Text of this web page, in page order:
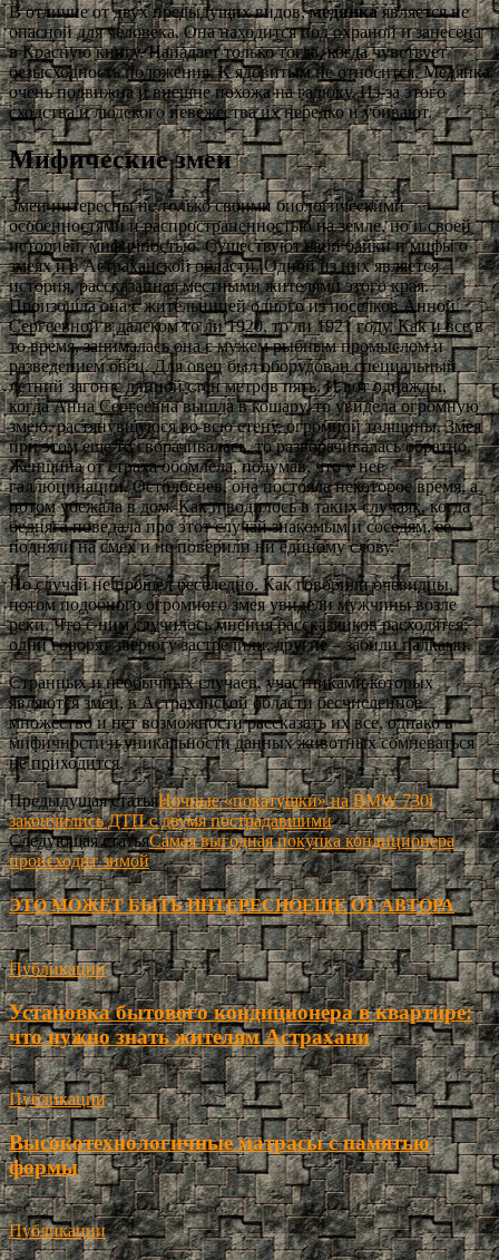
В отличие от двух предыдущих видов,медянкаявляется не
опасной для человека. Она находится под охраной и занесена
в Красную книгу. Нападает только тогда, когда чувствует
безысходность положения. К ядовитым не относится. Медянка
очень подвижна и внешне похожа на гадюку. Из-за этого
сходства и людского невежества их нередко и убивают.
Мифические змеи
Змеи интересны не только своими биологическими
особенностями и распространенностью на земле, но и своей
историей, мифичностью. Существуют свои байки и мифы о
змеях и в Астраханской области. Одной из них является
история, рассказанная местными жителями этого края.
Произошла она с жительницей одного из поселков Анной
Сергеевной в далеком то ли 1920, то ли 1921 году. Как и все в
то время, занималась она с мужем рыбным промыслом и
разведением овец. Для овец был оборудован специальный
летний загон с длиной стен метров пять. И вот однажды,
когда Анна Сергеевна вышла в кошару, то увидела огромную
змею, растянувшуюся во всю стену, огромной толщины. Змея
при этом еще то сворачивалась, то разворачивалась обратно.
Женщина от страха обомлела, подумав, что у нее
галлюцинации. Остолбенев, она постояла некоторое время, а
потом убежала в дом. Как и водилось в таких случаях, когда
бедняга поведала про этот случай знакомым и соседям, ее
подняли на смех и не поверили ни единому слову.
Но случай не прошел бесследно. Как говорили очевидцы,
потом подобного огромного змея увидели мужчины возле
реки. Что с ним случилось мнения рассказчиков расходятся:
одни говорят зверюгу застрелили, другие – забили палками.
Странных и необычных случаев, участниками которых
являются змеи, в Астраханской области бесчисленное
множество и нет возможности рассказать их все, однако в
мифичности и уникальности данных животных сомневаться
не приходится.
Предыдущая статьяНочные «покатушки» на BMW 730i
закончились ДТП с двумя пострадавшими
Следующая статьяСамая выгодная покупка кондиционера
происходит зимой
ЭТО МОЖЕТ БЫТЬ ИНТЕРЕСНОЕЩЕ ОТ АВТОРА
Публикации
Установка бытового кондиционера в квартире:
что нужно знать жителям Астрахани
Публикации
Высокотехнологичные матрасы с памятью
формы
Публикации